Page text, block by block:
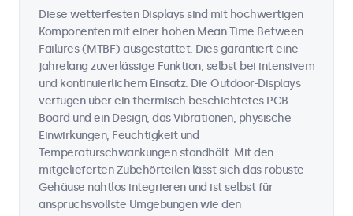
Diese wetterfesten Displays sind mit hochwertigen
Komponenten mit einer hohen Mean Time Between
Failures (MTBF) ausgestattet. Dies garantiert eine
jahrelang zuverlässige Funktion, selbst bei intensivem
und kontinuierlichem Einsatz. Die Outdoor-Displays
verfügen über ein thermisch beschichtetes PCB-
Board und ein Design, das Vibrationen, physische
Einwirkungen, Feuchtigkeit und
Temperaturschwankungen standhält. Mit den
mitgelieferten Zubehörteilen lässt sich das robuste
Gehäuse nahtlos integrieren und ist selbst für
anspruchsvollste Umgebungen wie den